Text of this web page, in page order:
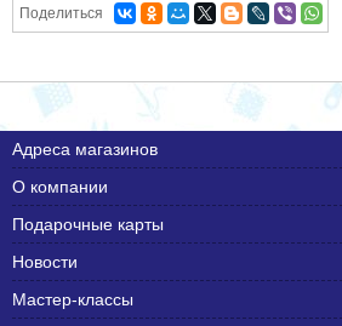
Поделиться
Адреса магазинов
О компании
Подарочные карты
Новости
Мастер-классы